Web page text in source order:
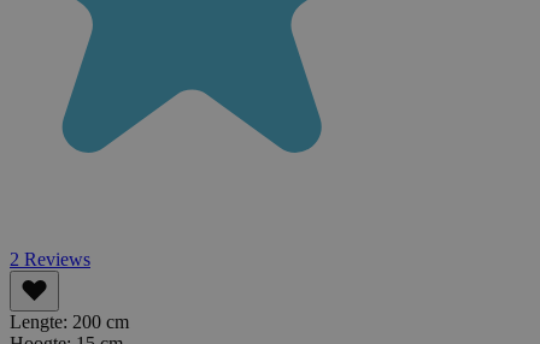
2 Reviews
Lengte: 200 cm